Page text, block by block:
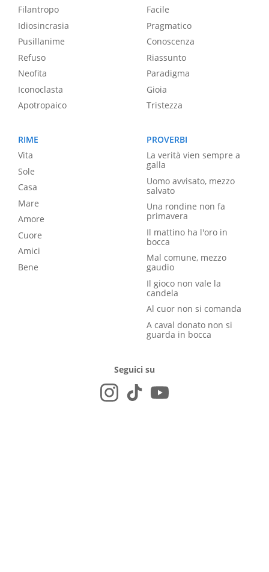
Filantropo
Idiosincrasia
Pusillanime
Refuso
Neofita
Iconoclasta
Apotropaico
Facile
Pragmatico
Conoscenza
Riassunto
Paradigma
Gioia
Tristezza
RIME
Vita
Sole
Casa
Mare
Amore
Cuore
Amici
Bene
PROVERBI
La verità vien sempre a
galla
Uomo avvisato, mezzo
salvato
Una rondine non fa
primavera
Il mattino ha l'oro in
bocca
Mal comune, mezzo
gaudio
Il gioco non vale la
candela
Al cuor non si comanda
A caval donato non si
guarda in bocca
Seguici su